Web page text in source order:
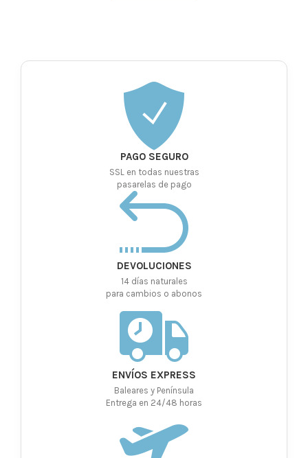
PAGO SEGURO
SSL en todas nuestras
pasarelas de pago
DEVOLUCIONES
14 días naturales
para cambios o abonos
ENVÍOS EXPRESS
Baleares y Península
Entrega en 24/48 horas